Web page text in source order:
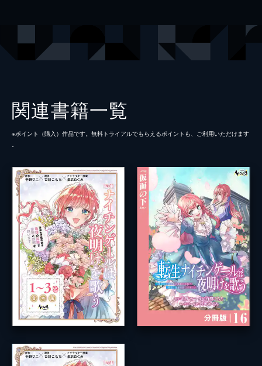
関連書籍一覧
※ポイント（購⼊）作品です。無料トライアルでもらえるポイントも、ご利⽤いただけます
。